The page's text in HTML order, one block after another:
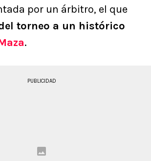
por un árbitro, el que
torneo a un histórico
.
PUBLICIDAD